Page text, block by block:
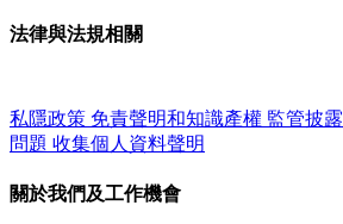
法律與法規相關
私隱政策 免責聲明和知識產權 監管披露
問題 收集個人資料聲明
關於我們及工作機會